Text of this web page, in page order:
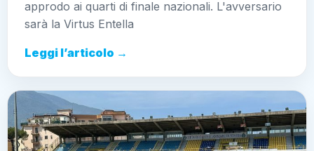
approdo ai quarti di finale nazionali. L'avversario
sarà la Virtus Entella
Leggi l’articolo →